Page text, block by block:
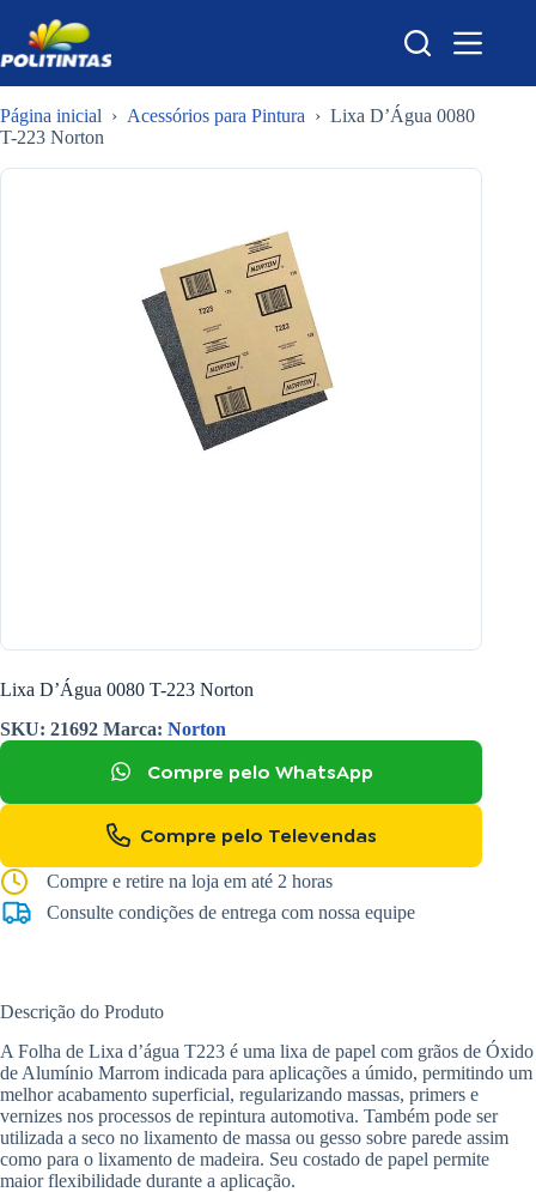
para
o
conteúdo
Página inicial › Acessórios para Pintura › Lixa D’Água 0080
T-223 Norton
Lixa D’Água 0080 T-223 Norton
SKU: 21692 Marca: Norton
Compre pelo WhatsApp
Compre pelo Televendas
Compre e retire na loja em até 2 horas
Consulte condições de entrega com nossa equipe
Descrição do Produto
A Folha de Lixa d’água T223 é uma lixa de papel com grãos de Óxido
de Alumínio Marrom indicada para aplicações a úmido, permitindo um
melhor acabamento superficial, regularizando massas, primers e
vernizes nos processos de repintura automotiva. Também pode ser
utilizada a seco no lixamento de massa ou gesso sobre parede assim
como para o lixamento de madeira. Seu costado de papel permite
maior flexibilidade durante a aplicação.